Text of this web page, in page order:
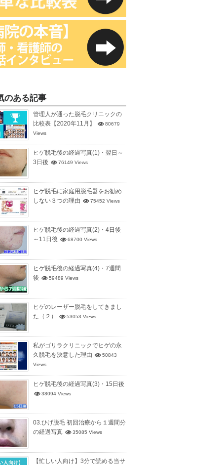
のある記事
管理人が通った脱毛クリニックの
比較表【2020年11月】
80679
Views
ヒゲ脱毛後の経過写真(1)・翌日～
3日後
76149 Views
ヒゲ脱毛に家庭用脱毛器をお勧め
しない３つの理由
75452 Views
ヒゲ脱毛後の経過写真(2)・4日後
～11日後
68700 Views
ヒゲ脱毛後の経過写真(4)・7週間
後
59489 Views
ヒゲのレーザー脱毛をしてきまし
た（２）
53053 Views
私がゴリラクリニックでヒゲの永
久脱毛を決意した理由
50843
Views
ヒゲ脱毛後の経過写真(3)・15日後
38094 Views
03.ひげ脱毛 初回治療から１週間分
の経過写真
35085 Views
【忙しい人向け】3分で読める当サ